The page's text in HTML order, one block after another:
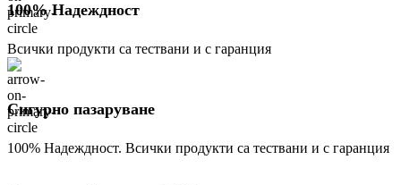
100% Надеждност
Всички продукти са тествани и с гаранция
Сигурно пазаруване
100% Надеждност. Всички продукти са тествани и с гаранция